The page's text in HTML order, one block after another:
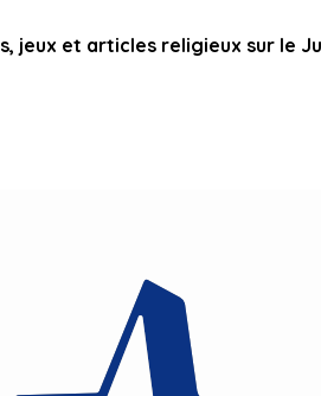
et articles religieux sur le